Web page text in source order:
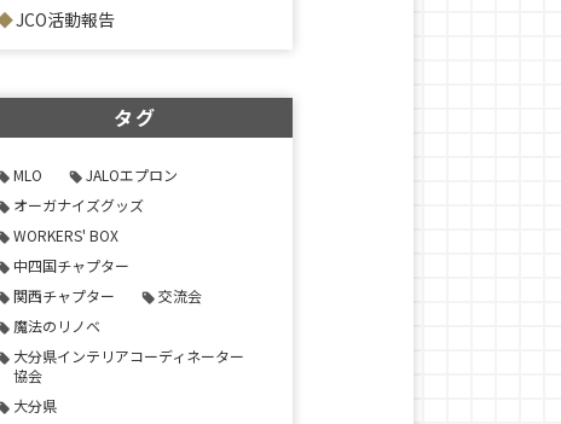
JCO活動報告
タグ
MLO
JALOエプロン
オーガナイズグッズ
WORKERS' BOX
中四国チャプター
関西チャプター
交流会
魔法のリノベ
大分県インテリアコーディネーター
協会
大分県